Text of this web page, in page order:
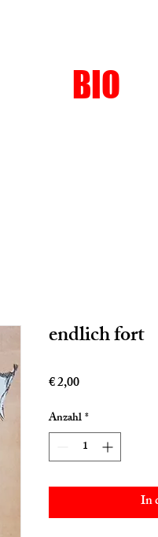
BIO
endlich fort
€ 2,00Preis
Anzahl*
In